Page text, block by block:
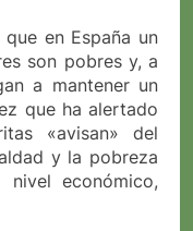
en España un
son pobres y, a
a mantener un
que ha alertado
«avisan» del
y la pobreza
económico,